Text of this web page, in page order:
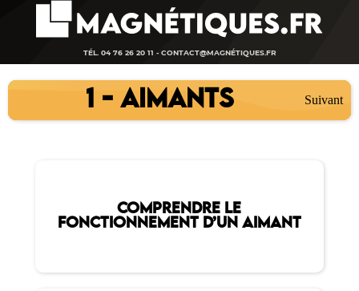
TÉL. 04 76 26 20 11 - CONTACT@MAGNÉTIQUES.FR
1 - AIMANTS Suivant
COMPRENDRE LE
FONCTIONNEMENT D’UN AIMANT